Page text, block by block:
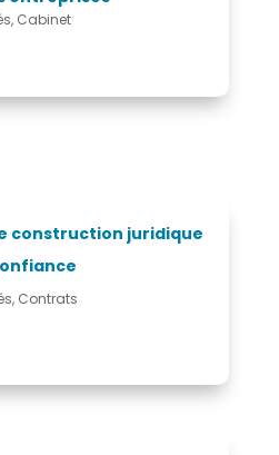
, Cabinet
construction juridique
, Contrats